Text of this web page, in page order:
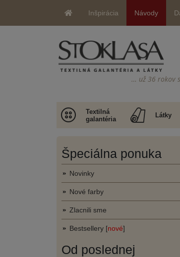
Inšpirácia Návody
… už 36 rokov
Textilná
galantéria
Látky
Špeciálna ponuka
Novinky
Nové farby
Zlacnili sme
Bestsellery [nové]
Od poslednej